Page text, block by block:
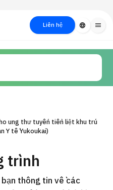
Nhật Bản (JMHC)
Liên hệ language menu
khám chữa
kiếm y
ung thư tuyến tiền liệt khu trú
Y tế Yukoukai)
trình
thông tin về các